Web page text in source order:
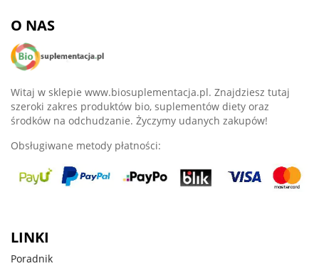
O NAS
Witaj w sklepie www.biosuplementacja.pl. Znajdziesz tutaj
szeroki zakres produktów bio, suplementów diety oraz
środków na odchudzanie. Życzymy udanych zakupów!
Obsługiwane metody płatności:
LINKI
Poradnik